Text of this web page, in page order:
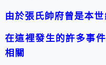
由於張氏帥府曾是本
在這裡發生的許多事
相關